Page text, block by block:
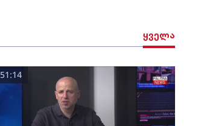
ყველა
51:14